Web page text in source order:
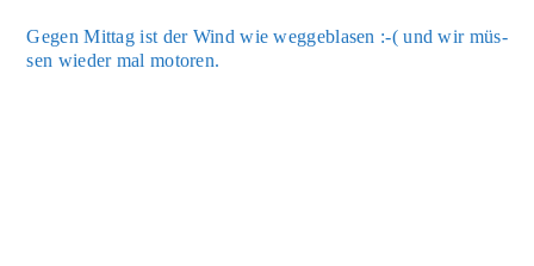
Gegen Mit­tag ist der Wind wie weg­ge­bla­sen :-( und wir müs­
sen wie­der mal moto­ren.